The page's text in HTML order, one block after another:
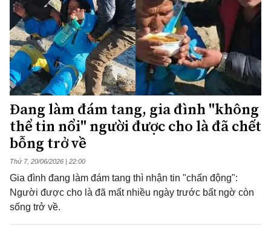
Đang làm đám tang, gia đình "không
thể tin nổi" người được cho là đã chết
bỗng trở về
Thứ 7, 20/06/2026 | 22:00
Gia đình đang làm đám tang thì nhận tin "chấn động":
Người được cho là đã mất nhiều ngày trước bất ngờ còn
sống trở về.